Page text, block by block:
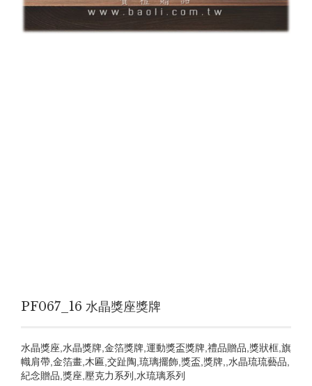
PF067_16 水晶獎座獎牌
水晶獎座,水晶獎牌,金箔獎牌,運動獎盃獎牌,禮品贈品,獎狀框,旗
幟肩帶,金箔畫,木匾,交趾陶,琉璃擺飾,獎盃,獎牌,,水晶琉琉藝品,
紀念贈品,獎座,壓克力系列,水琉璃系列